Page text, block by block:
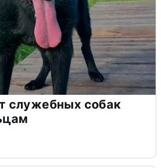
служебных собак